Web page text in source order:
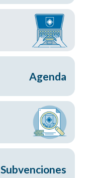
Agenda
Subvenciones